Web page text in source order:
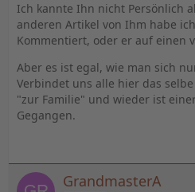
Ich kannte Ihn nicht Persönlich
anderen Artikel von Ihm habe
Kommentiert, oder er auf einen
Aber es ist egal, wie man sich
Verbindet uns alle hier das
"zur Familie" und wieder ist
Gegangen.
GrandmasterA